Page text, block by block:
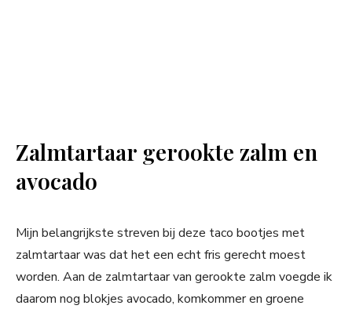
Zalmtartaar gerookte zalm en
avocado
Mijn belangrijkste streven bij deze taco bootjes met
zalmtartaar was dat het een echt fris gerecht moest
worden. Aan de zalmtartaar van gerookte zalm voegde ik
daarom nog blokjes avocado, komkommer en groene